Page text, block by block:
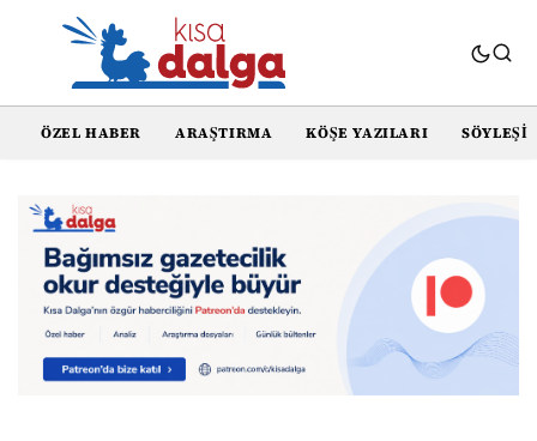
ÖZEL HABER ARAŞTIRMA KÖŞE YAZILARI SÖYLEŞI